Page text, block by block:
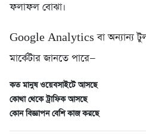
ফলাফল বোঝা।
Google Analytics বা অন্যান্য
মার্কেটার জানতে পারে—
কত মানুষ ওয়েবসাইটে আসছে
কোথা থেকে ট্রাফিক আসছে
কোন বিজ্ঞাপন বেশি কাজ করছে